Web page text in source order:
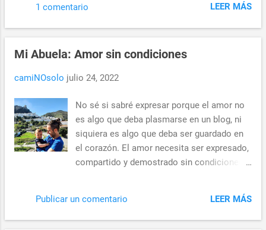
dibujos animados en pantalla? Supongo que
Goku debería ser una inspiración para todos
miedo a la respuesta. Algunos días alzo la
voz y me digo que con hablarle en voz alta y
días le digo al dolor que no necesito
grabadas en mi corazón. Sin embargo, la
no es lo suficientemente bueno y nunca lo
será. Perdí a mi madre por un tumor
cerebral a la edad de trece años. Tengo
algunos recuerdos de ella, pero no muchos,
a medida que pasa el tiempo y me olvido de
más puedo olvidar. Los más claros son de
1 comentario LEER MÁS
Mi Abuela: Amor sin condiciones
camiNOsolo julio 24, 2022
No sé si sabré expresar porque el amor no
es algo que deba plasmarse en un blog, ni
siquiera es algo que deba ser guardado en
el corazón. El amor necesita ser expresado,
compartido y demostrado sin condiciones.
esté en este mundo. Pues de esto va la
entrada de hoy: de cómo mi abuela me
Publicar un comentario LEER MÁS